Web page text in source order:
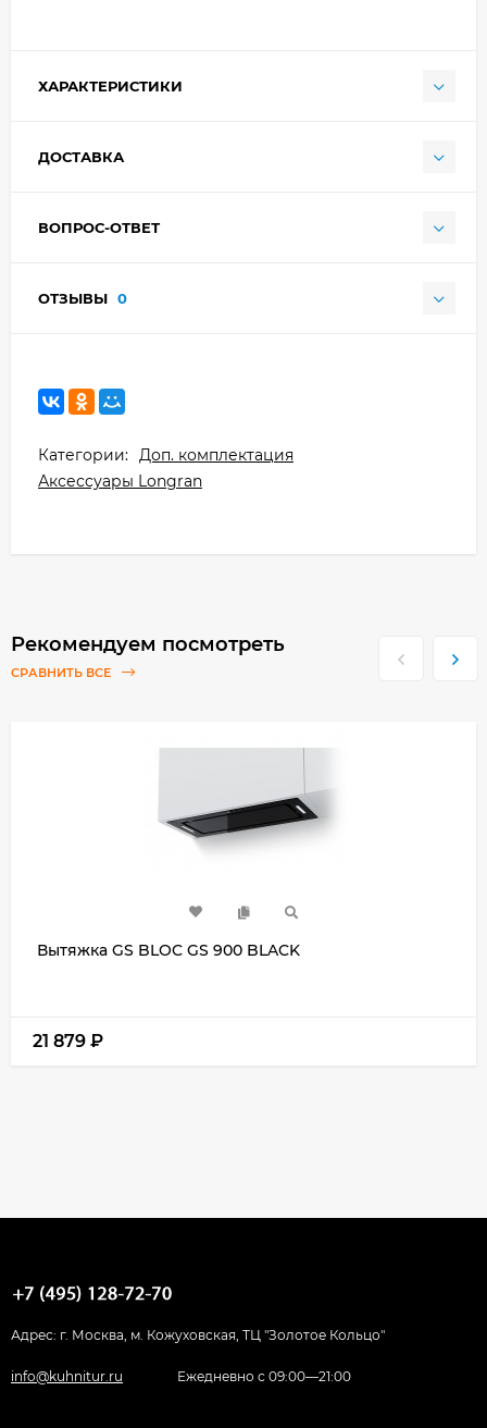
ХАРАКТЕРИСТИКИ
ДОСТАВКА
ВОПРОС-ОТВЕТ
ОТЗЫВЫ 0
Категории: Доп. комплектация
Аксессуары Longran
Рекомендуем посмотреть
СРАВНИТЬ ВСЕ
Вытяжка GS BLOC GS 900 BLACK
21 879 ₽
Адрес: г. Москва, м. Кожуховская, ТЦ "Золотое Кольцо"
info@kuhnitur.ru Ежедневно с 09:00—21:00